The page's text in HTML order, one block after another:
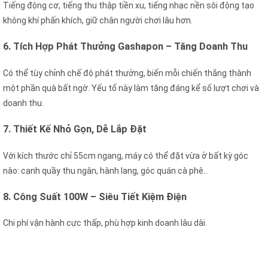
Tiếng động cơ, tiếng thu thập tiền xu, tiếng nhạc nền sôi động tạo
không khí phấn khích, giữ chân người chơi lâu hơn.
6. Tích Hợp Phát Thưởng Gashapon – Tăng Doanh Thu
Có thể tùy chỉnh chế độ phát thưởng, biến mỗi chiến thắng thành
một phần quà bất ngờ. Yếu tố này làm tăng đáng kể số lượt chơi và
doanh thu.
7. Thiết Kế Nhỏ Gọn, Dễ Lắp Đặt
Với kích thước chỉ 55cm ngang, máy có thể đặt vừa ở bất kỳ góc
nào: cạnh quầy thu ngân, hành lang, góc quán cà phê…
8. Công Suất 100W – Siêu Tiết Kiệm Điện
Chi phí vận hành cực thấp, phù hợp kinh doanh lâu dài.